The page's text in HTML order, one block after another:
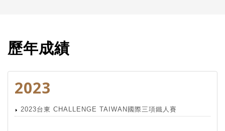
歷年成績
2023
2023台東 CHALLENGE TAIWAN國際三項鐵人賽